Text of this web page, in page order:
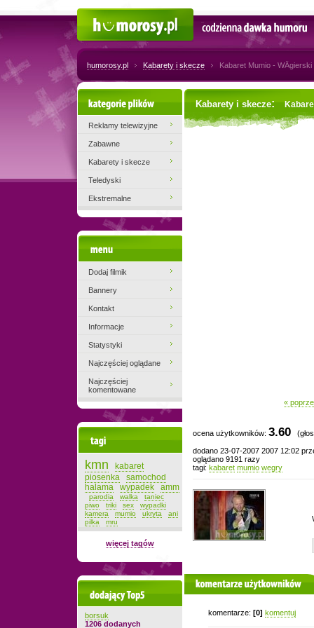
Codzienna dawka humoru
humorosy.pl Kabarety i skecze Kabaret Mumio - WÄgierski
Kabarety i skecze:
«
ocena użytkowników: 3.60
dodano 23-07-2007 2007 12:02
oglądano 9191 razy
tagi: kabaret mumio wegry
komentarze użytkowników
komentarze: [0] komentuj
Kategorie plików
Reklamy telewizyjne
Zabawne
Kabarety i skecze
Teledyski
Ekstremalne
Dodaj filmik
Bannery
Kontakt
Informacje
Statystyki
Najczęściej oglądane
Najczęściej
komentowane
kmn
kabaret
piosenka
samochod
halama
wypadek amm
parodia walka
taniec
piwo
triki sex
wypadki
kamera
mumio ukryta
ani
pilka
mru
więcej tagów
Dodający top-5
borsuk
1206 dodanych